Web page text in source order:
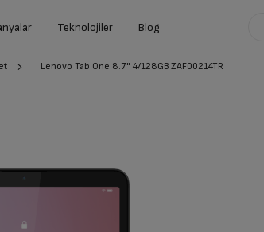
Teknolojiler Blog
Lenovo Tab One 8.7" 4/128GB ZAF00214TR